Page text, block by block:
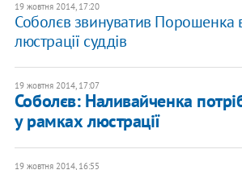
19 жовтня 2014, 17:20
Соболєв звинуватив Порошенка
люстрації суддів
19 жовтня 2014, 17:07
Соболєв: Наливайченка
у рамках люстрації
19 жовтня 2014, 16:55